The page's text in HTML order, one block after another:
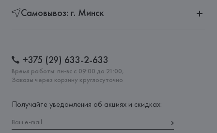
Самовывоз: г. Минск
+375 (29) 633-2-633
Время работы: пн-вс с 09:00 до 21:00,
Заказы через корзину круглосуточно
Получайте уведомления об акциях и скидках: